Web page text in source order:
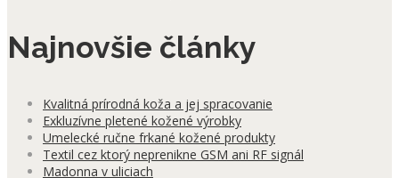
Najnovšie články
Kvalitná prírodná koža a jej spracovanie
Exkluzívne pletené kožené výrobky
Umelecké ručne frkané kožené produkty
Textil cez ktorý neprenikne GSM ani RF signál
Madonna v uliciach